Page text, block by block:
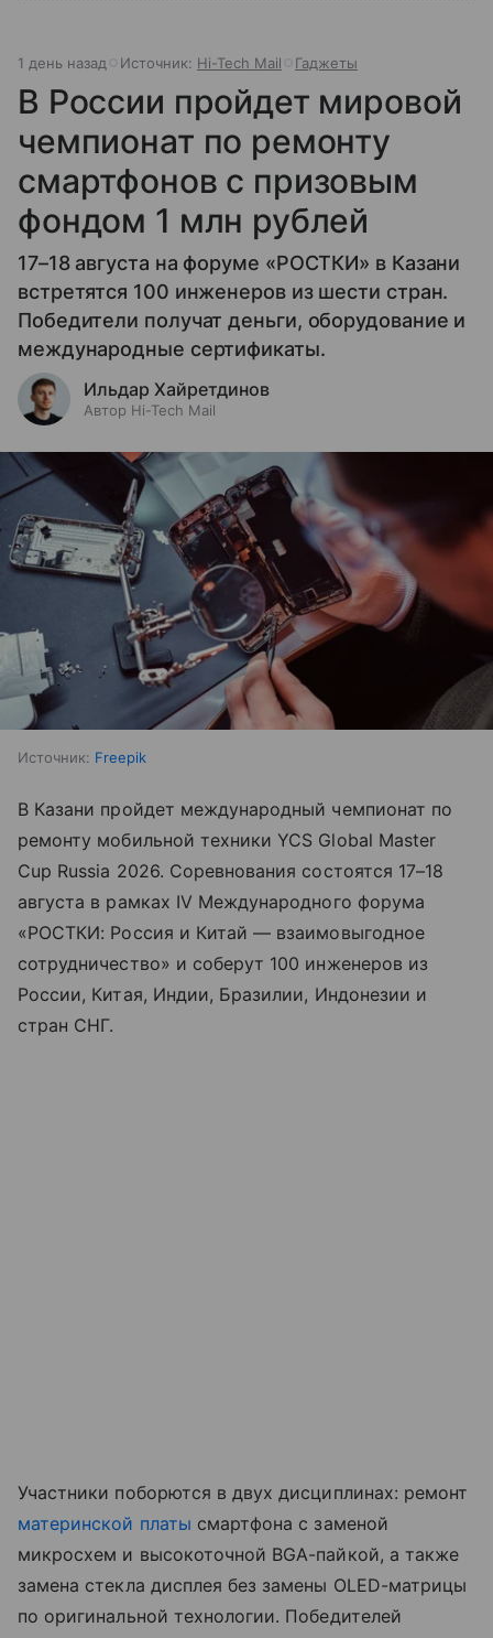
1 день назад Источник: Hi-Tech Mail Гаджеты
В России пройдет мировой
чемпионат по ремонту
смартфонов с призовым
фондом 1 млн рублей
17–18 августа на форуме «РОСТКИ» в Казани
встретятся 100 инженеров из шести стран.
Победители получат деньги, оборудование и
международные сертификаты.
Ильдар Хайретдинов
Автор Hi-Tech Mail
Источник: Freepik
В Казани пройдет международный чемпионат по
ремонту мобильной техники YCS Global Master
Cup Russia 2026. Соревнования состоятся 17–18
августа в рамках IV Международного форума
«РОСТКИ: Россия и Китай — взаимовыгодное
сотрудничество» и соберут 100 инженеров из
России, Китая, Индии, Бразилии, Индонезии и
стран СНГ.
Участники поборются в двух дисциплинах: ремонт
материнской платы смартфона с заменой
микросхем и высокоточной BGA-пайкой, а также
замена стекла дисплея без замены OLED-матрицы
по оригинальной технологии. Победителей